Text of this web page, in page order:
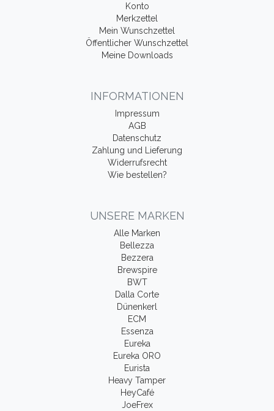
Konto
Merkzettel
Mein Wunschzettel
Öffentlicher Wunschzettel
Meine Downloads
INFORMATIONEN
Impressum
AGB
Datenschutz
Zahlung und Lieferung
Widerrufsrecht
Wie bestellen?
UNSERE MARKEN
Alle Marken
Bellezza
Bezzera
Brewspire
BWT
Dalla Corte
Dünenkerl
ECM
Essenza
Eureka
Eureka ORO
Eurista
Heavy Tamper
HeyCafé
JoeFrex